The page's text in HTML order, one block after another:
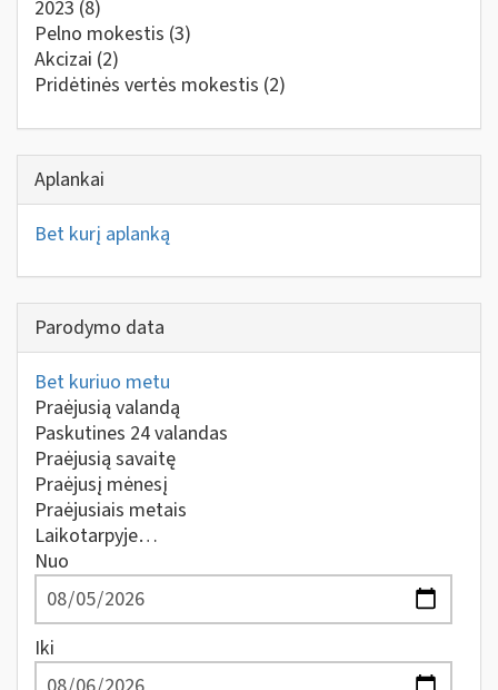
2023 (8)
Pelno mokestis (3)
Akcizai (2)
Pridėtinės vertės mokestis (2)
Aplankai
Bet kurį aplanką
Parodymo data
Bet kuriuo metu
Praėjusią valandą
Paskutines 24 valandas
Praėjusią savaitę
Praėjusį mėnesį
Praėjusiais metais
Laikotarpyje…
Nuo
Iki